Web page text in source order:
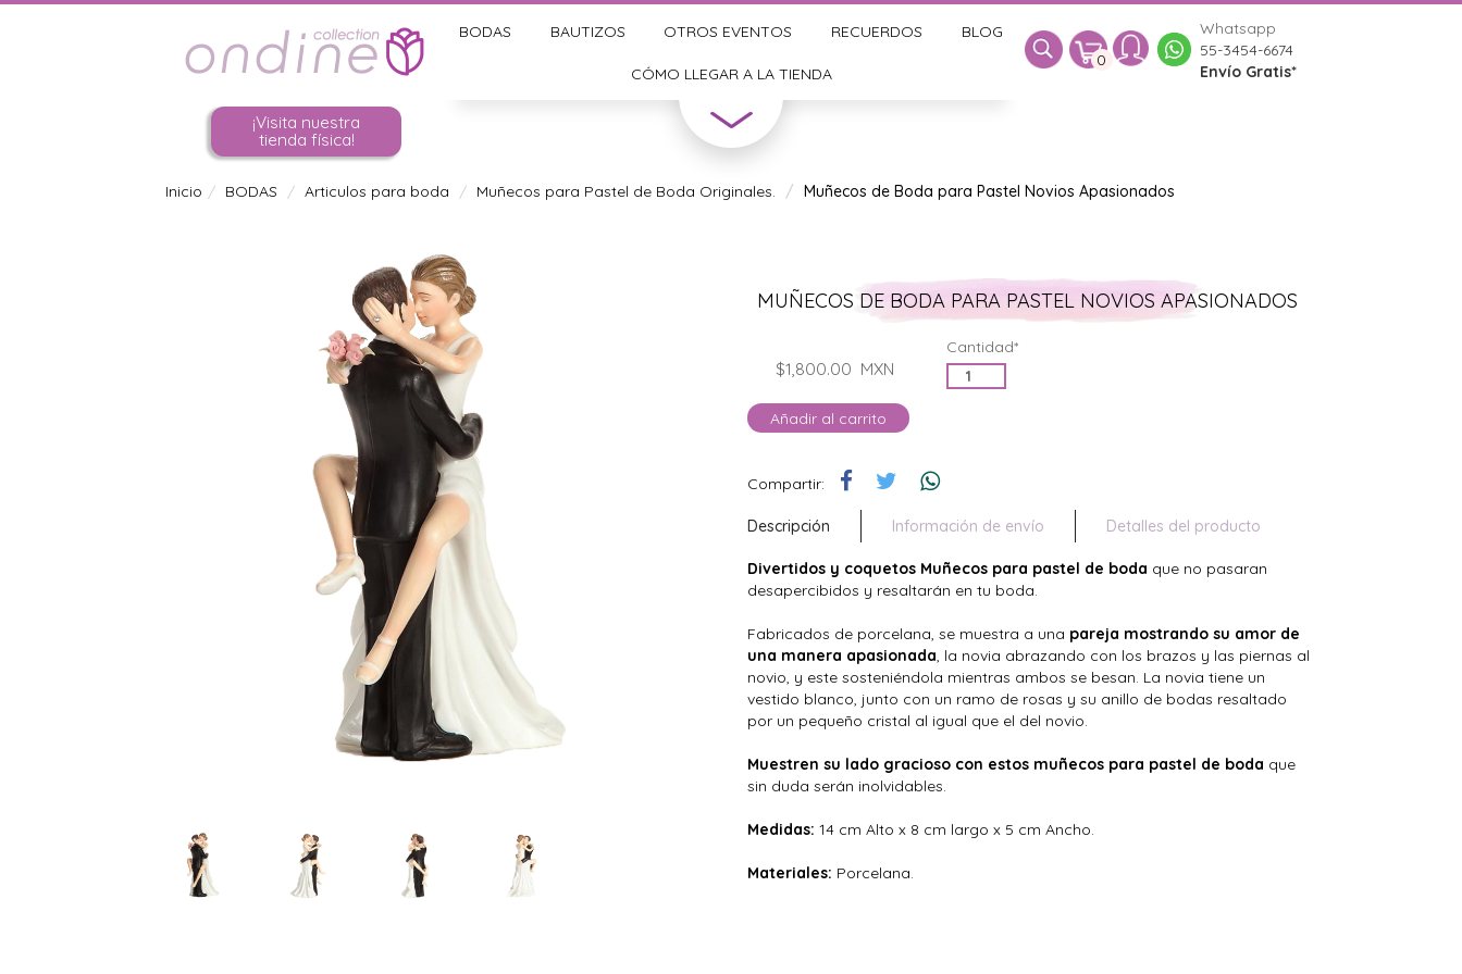
BODAS BAUTIZOS OTROS EVENTOS RECUERDOS BLOG
CÓMO LLEGAR A LA TIENDA
0
Whatsapp
55-3454-6674
Envío Gratis*
¡Visita nuestra
tienda física!
Inicio BODAS Articulos para boda Muñecos para Pastel de Boda Originales. Muñecos de Boda para Pastel Novios Apasionados
MUÑECOS DE BODA PARA PASTEL NOVIOS APASIONADOS
$1,800.00 MXN
Cantidad*
Añadir al carrito
Compartir:
Descripción Información de envío Detalles del producto
Divertidos y coquetos Muñecos para pastel de boda que no pasaran
desapercibidos y resaltarán en tu boda.
Fabricados de porcelana, se muestra a una pareja mostrando su amor de
una manera apasionada, la novia abrazando con los brazos y las piernas al
novio, y este sosteniéndola mientras ambos se besan. La novia tiene un
vestido blanco, junto con un ramo de rosas y su anillo de bodas resaltado
por un pequeño cristal al igual que el del novio.
Muestren su lado gracioso con estos muñecos para pastel de boda que
sin duda serán inolvidables.
Medidas: 14 cm Alto x 8 cm largo x 5 cm Ancho.
Materiales: Porcelana.